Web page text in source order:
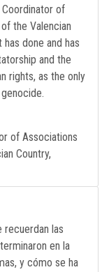
of
the Valencian
done and has
and the
rights, as the only
of Associations
Country,
las
en la
y cómo se ha